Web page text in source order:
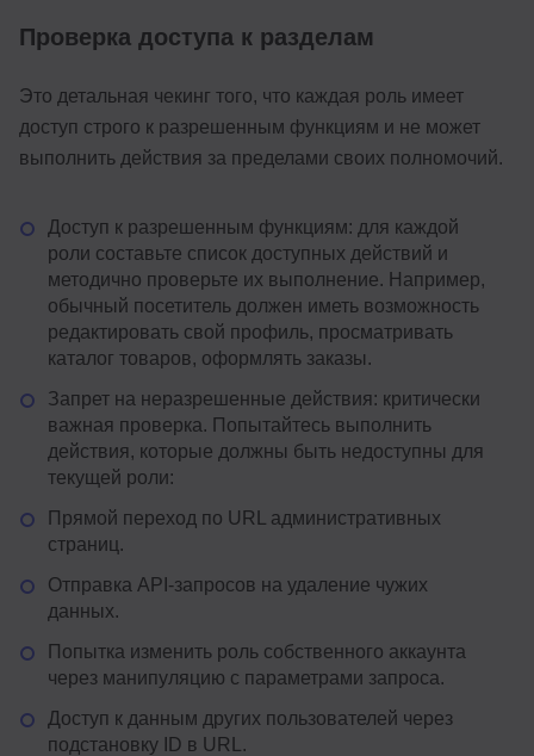
Проверка доступа к разделам
Это детальная чекинг того, что каждая роль имеет
доступ строго к разрешенным функциям и не может
выполнить действия за пределами своих полномочий.
Доступ к разрешенным функциям: для каждой
роли составьте список доступных действий и
методично проверьте их выполнение. Например,
обычный посетитель должен иметь возможность
редактировать свой профиль, просматривать
каталог товаров, оформлять заказы.
Запрет на неразрешенные действия: критически
важная проверка. Попытайтесь выполнить
действия, которые должны быть недоступны для
текущей роли:
Прямой переход по URL административных
страниц.
Отправка API-запросов на удаление чужих
данных.
Попытка изменить роль собственного аккаунта
через манипуляцию с параметрами запроса.
Доступ к данным других пользователей через
подстановку ID в URL.